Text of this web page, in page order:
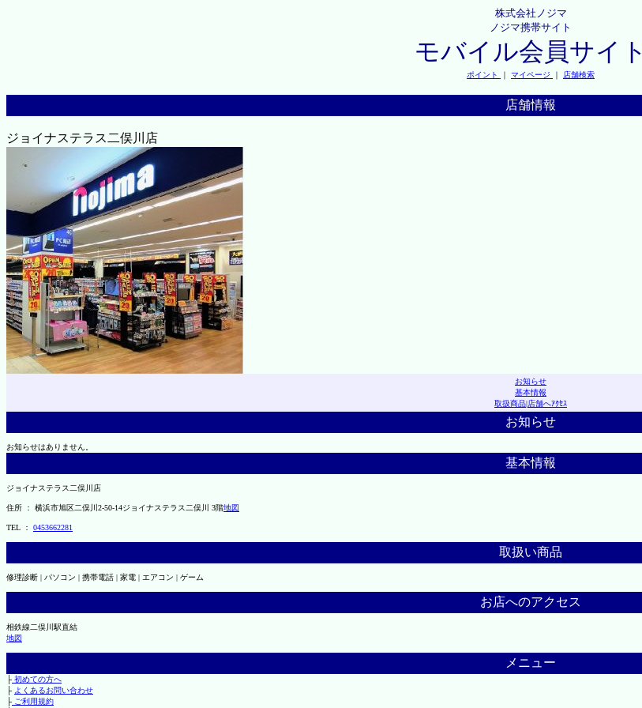
株式会社ノジマ
ノジマ携帯サイト
モバイル会員サイト
ポイント ｜ マイページ ｜ 店舗検索
店舗情報
ジョイナステラス二俣川店
お知らせ
基本情報
取扱商品|店舗へｱｸｾｽ
お知らせ
お知らせはありません。
基本情報
ジョイナステラス二俣川店
住所 ： 横浜市旭区二俣川2-50-14ジョイナステラス二俣川 3階地図
TEL ： 0453662281
取扱い商品
修理診断 | パソコン | 携帯電話 | 家電 | エアコン | ゲーム
お店へのアクセス
相鉄線二俣川駅直結
地図
メニュー
├初めての方へ
├ よくあるお問い合わせ
├ご利用規約